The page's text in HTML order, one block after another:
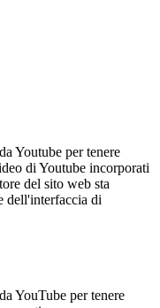
Youtube per tenere
di Youtube incorporati
del sito web sta
dell'interfaccia di
YouTube per tenere